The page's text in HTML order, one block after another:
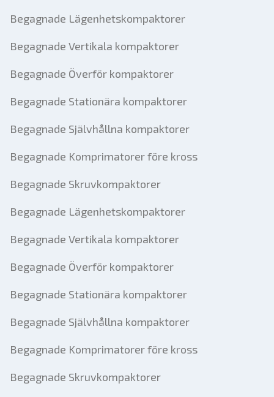
Begagnade Lägenhetskompaktorer
Begagnade Vertikala kompaktorer
Begagnade Överför kompaktorer
Begagnade Stationära kompaktorer
Begagnade Självhållna kompaktorer
Begagnade Komprimatorer före kross
Begagnade Skruvkompaktorer
Begagnade Lägenhetskompaktorer
Begagnade Vertikala kompaktorer
Begagnade Överför kompaktorer
Begagnade Stationära kompaktorer
Begagnade Självhållna kompaktorer
Begagnade Komprimatorer före kross
Begagnade Skruvkompaktorer